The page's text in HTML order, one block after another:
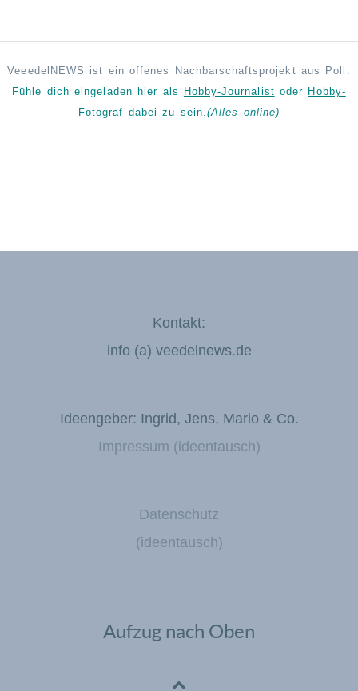
VeeedelNEWS ist ein offenes Nachbarschaftsprojekt aus Poll.
Fühle dich eingeladen hier als
Hobby-Journalist oder Hobby-
Fotograf dabei zu sein. (Alles online)
Kontakt:
info (a) veedelnews.de
Ideengeber: Ingrid, Jens, Mario & Co.
Impressum (ideentausch)
Datenschutz
(ideentausch)
Aufzug nach Oben